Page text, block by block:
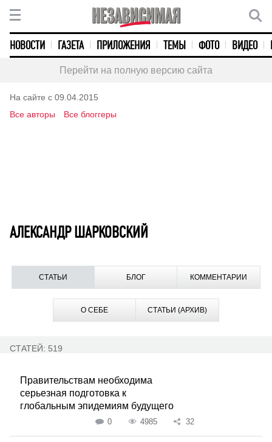
НОВОСТИ ГАЗЕТА ПРИЛОЖЕНИЯ ТЕМЫ ФОТО ВИДЕО
Перейти на полную версию сайта
На сайте с 09.04.2015
Все авторы
Все блоггеры
АЛЕКСАНДР ШАРКОВСКИЙ
СТАТЬИ БЛОГ КОММЕНТАРИИ
О СЕБЕ СТАТЬИ (АРХИВ)
СТАТЕЙ: 519
Правительствам необходима
серьезная подготовка к
глобальным эпидемиям будущего
0 4985 32